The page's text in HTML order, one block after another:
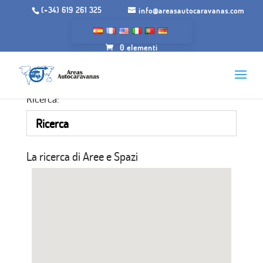
(+34) 619 261 325 info@areasautocaravanas.com
0 elementi
Ricerca:
La ricerca di Aree e Spazi